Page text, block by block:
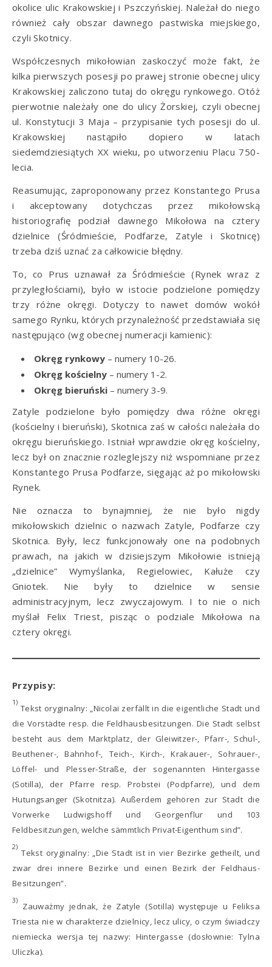
okolice ulic Krakowskiej i Pszczyńskiej. Należał do niego
również cały obszar dawnego pastwiska miejskiego,
czyli Skotnicy.
Współczesnych mikołowian zaskoczyć może fakt, że
kilka pierwszych posesji po prawej stronie obecnej ulicy
Krakowskiej zaliczono tutaj do okręgu rynkowego. Otóż
pierwotnie należały one do ulicy Żorskiej, czyli obecnej
ul. Konstytucji 3 Maja – przypisanie tych posesji do ul.
Krakowskiej nastąpiło dopiero w latach
siedemdziesiątych XX wieku, po utworzeniu Placu 750-
lecia.
Reasumując, zaproponowany przez Konstantego Prusa
i akceptowany dotychczas przez mikołowską
historiografię podział dawnego Mikołowa na cztery
dzielnice (Śródmieście, Podfarze, Zatyle i Skotnicę)
trzeba dziś uznać za całkowicie błędny.
To, co Prus uznawał za Śródmieście (Rynek wraz z
przyległościami), było w istocie podzielone pomiędzy
trzy różne okręgi. Dotyczy to nawet domów wokół
samego Rynku, których przynależność przedstawiała się
następująco (wg obecnej numeracji kamienic):
Okręg rynkowy – numery 10-26.
Okręg kościelny – numery 1-2.
Okręg bieruński – numery 3-9.
Zatyle podzielone było pomiędzy dwa różne okręgi
(kościelny i bieruński), Skotnica zaś w całości należała do
okręgu bieruńskiego. Istniał wprawdzie okręg kościelny,
lecz był on znacznie rozleglejszy niż wspomniane przez
Konstantego Prusa Podfarze, sięgając aż po mikołowski
Rynek.
Nie oznacza to bynajmniej, że nie było nigdy
mikołowskich dzielnic o nazwach Zatyle, Podfarze czy
Skotnica. Były, lecz funkcjonowały one na podobnych
prawach, na jakich w dzisiejszym Mikołowie istnieją
„dzielnice” Wymyślanka, Regielowiec, Kałuże czy
Gniotek. Nie były to dzielnice w sensie
administracyjnym, lecz zwyczajowym. I to nie o nich
myślał Felix Triest, pisząc o podziale Mikołowa na
cztery okręgi.
Przypisy:
1)
Tekst oryginalny: „Nicolai zerfällt in die eigentliche Stadt und
die Vorstädte resp. die Feldhausbesitzungen. Die Stadt selbst
besteht aus dem Marktplatz, der Gleiwitzer-, Pfarr-, Schul-,
Beuthener-, Bahnhof-, Teich-, Kirch-, Krakauer-, Sohrauer-,
Löffel- und Plesser-Straße, der sogenannten Hintergasse
(Sotilla), der Pfarre resp. Probstei (Podpfarre), und dem
Hutungsanger (Skotnitza). Außerdem gehören zur Stadt die
Vorwerke Ludwigshoff und Georgenflur und 103
Feldbesitzungen, welche sämmtlich Privat-Eigenthum sind”.
2)
Tekst oryginalny: „Die Stadt ist in vier Bezirke getheilt, und
zwar drei innere Bezirke und einen Bezirk der Feldhaus-
Besitzungen”.
3)
Zauważmy jednak, że Zatyle (Sotilla) występuje u Feliksa
Triesta nie w charakterze dzielnicy, lecz ulicy, o czym świadczy
niemiecka wersja tej nazwy: Hintergasse (dosłownie: Tylna
Uliczka).